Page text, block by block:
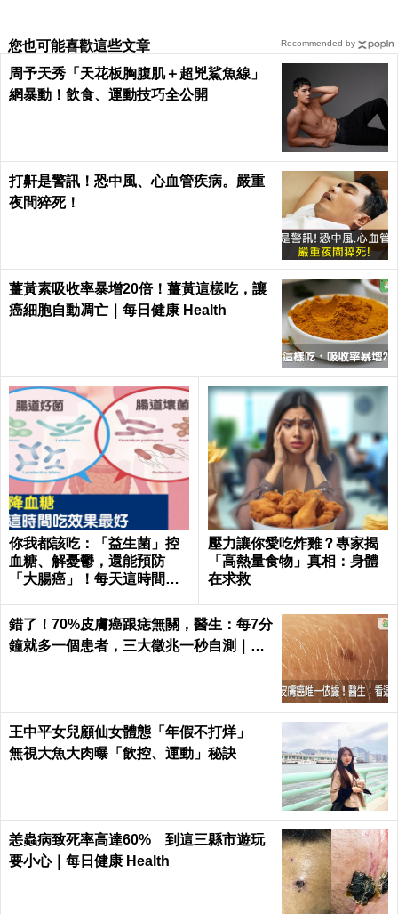
您也可能喜歡這些文章
周予天秀「天花板胸腹肌＋超兇鯊魚線」
網暴動！飲食、運動技巧全公開
打鼾是警訊！恐中風、心血管疾病。嚴重
夜間猝死！
薑黃素吸收率暴增20倍！薑黃這樣吃，讓
癌細胞自動凋亡｜每日健康 Health
你我都該吃：「益生菌」控
血糖、解憂鬱，還能預防
「大腸癌」！每天這時間吃
壓力讓你愛吃炸雞？專家揭
「高熱量食物」真相：身體
在求救
錯了！70%皮膚癌跟痣無關，醫生：每7分
鐘就多一個患者，三大徵兆一秒自測｜每
王中平女兒顧仙女體態「年假不打烊」
無視大魚大肉曝「飲控、運動」秘訣
恙蟲病致死率高達60% 到這三縣市遊玩
要小心｜每日健康 Health
Recommended by